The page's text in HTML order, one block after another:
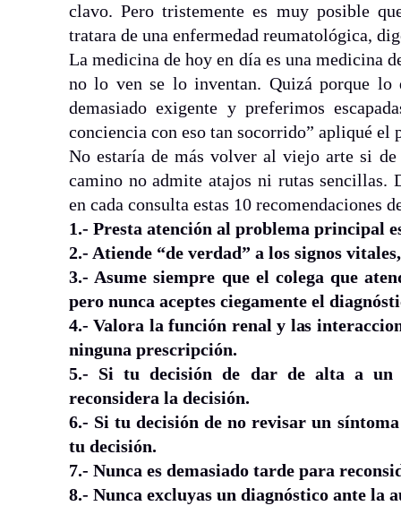
clavo. Pero tristemente es muy posible
tratara de una enfermedad reumatológica,
La medicina de hoy en día es una medicina
no lo ven se lo inventan. Quizá porque
demasiado exigente y preferimos
conciencia con eso tan socorrido” apliqué el
No estaría de más volver al viejo arte si
camino no admite atajos ni rutas
en cada consulta estas 10 recomendaciones
1.- Presta atención al problema principal
2.- Atiende “de verdad” a los signos
3.- Asume siempre que el colega que
pero nunca aceptes ciegamente el
4.- Valora la función renal y las
ninguna prescripción.
5.- Si tu decisión de dar de alta a
reconsidera la decisión.
6.- Si tu decisión de no revisar un
tu decisión.
7.- Nunca es demasiado tarde para
8.- Nunca excluyas un diagnóstico ante la